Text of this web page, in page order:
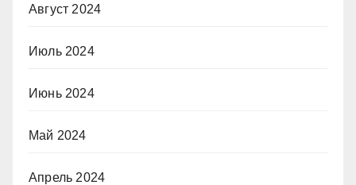
Август 2024
Июль 2024
Июнь 2024
Май 2024
Апрель 2024